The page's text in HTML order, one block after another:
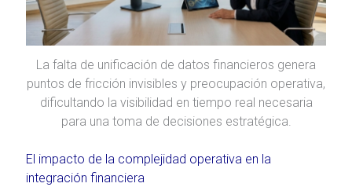
La falta de unificación de datos financieros genera
puntos de fricción invisibles y preocupación operativa,
dificultando la visibilidad en tiempo real necesaria
para una toma de decisiones estratégica.
El impacto de la complejidad operativa en la
integración financiera